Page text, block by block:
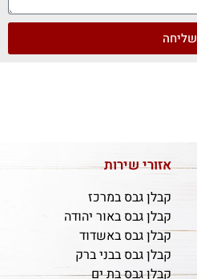
שליחה
אזורי שירות
קבלן גבס במרכז
קבלן גבס באור יהודה
קבלן גבס באשדוד
קבלן גבס בבני ברק
קבלן גבס בת ים